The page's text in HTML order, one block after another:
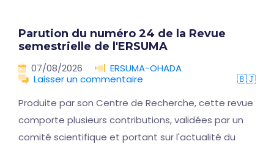
Parution du numéro 24 de la Revue
semestrielle de l'ERSUMA
07/08/2026
ERSUMA-OHADA
Laisser un commentaire
🇧🇯
Produite par son Centre de Recherche, cette revue
comporte plusieurs contributions, validées par un
comité scientifique et portant sur l'actualité du